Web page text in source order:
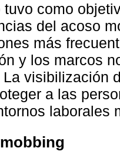
tuvo como
del acoso
más
y los marcos
La visibilización
a las
laborales